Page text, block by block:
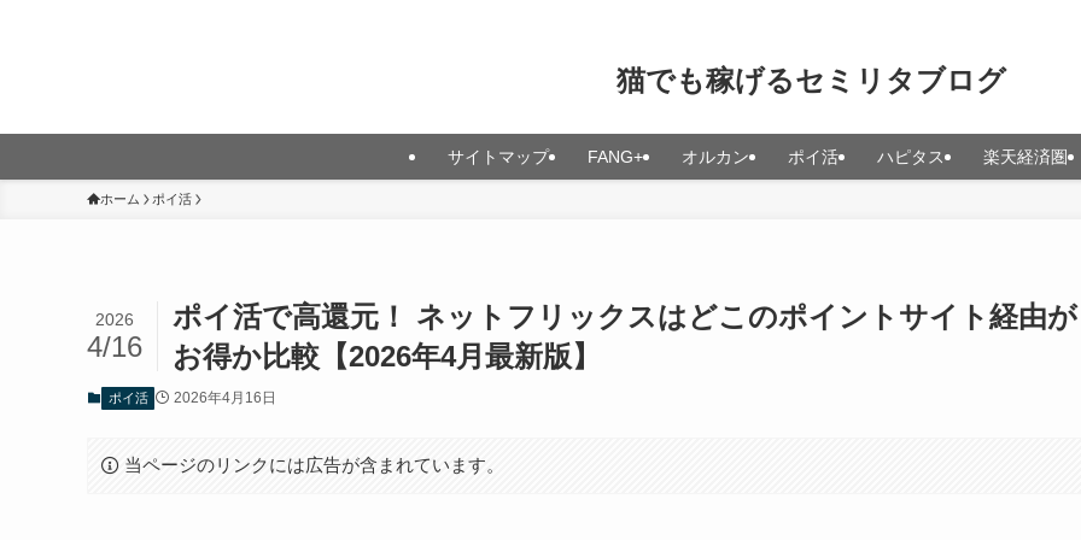
猫でも稼げるセミリタブログ
サイトマップ FANG+ オルカン ポイ活 ハピタス 楽天経済圏
ホーム ポイ活
ポイ活で高還元！ ネットフリックスはどこのポイントサイト経由が
お得か比較【2026年4月最新版】
2026
4/16
ポイ活 2026年4月16日
当ページのリンクには広告が含まれています。